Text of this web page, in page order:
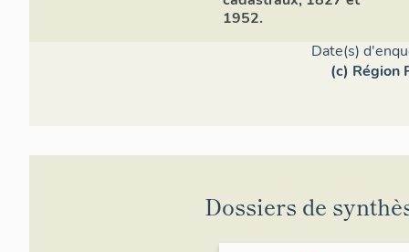
1952.
Date(s)
(c) Région
Dossiers de